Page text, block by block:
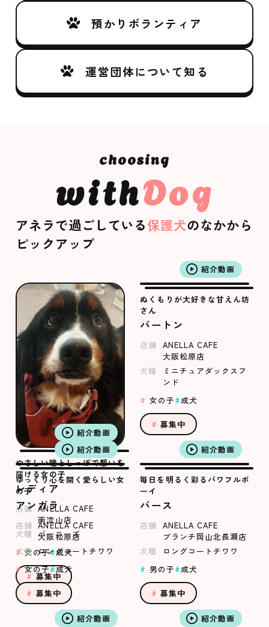
預かりボランティア
運営団体について知る
withDog
アネラで過ごしている保護犬のなかから
ピックアップ
紹介動画
やさしい瞳としっぽで想いを
届ける女の子
レディア
店舗 ANELLA CAFE
南流山店
犬種
バーニーズ
女の子 成犬
募集中
紹介動画
ぬくもりが大好きな甘えん坊
さん
バートン
店舗 ANELLA CAFE
大阪松原店
犬種
ミニチュアダックスフ
ンド
女の子
成犬
募集中
紹介動画
ゆっくり心を開く愛らしい女
の子
アンガラ
店舗 ANELLA CAFE
大阪松原店
犬種 ロングコートチワワ
女の子 成犬
募集中
紹介動画
毎日を明るく彩るパワフルボ
ーイ
バース
店舗 ANELLA CAFE
ブランチ岡山北長瀬店
犬種
ロングコートチワワ
男の子
成犬
募集中
紹介動画 紹介動画